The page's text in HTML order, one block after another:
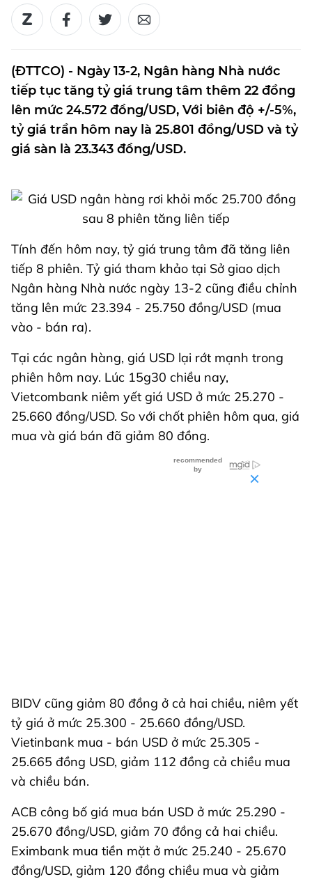
(ĐTTCO) - Ngày 13-2, Ngân hàng Nhà nước
tiếp tục tăng tỷ giá trung tâm thêm 22 đồng
lên mức 24.572 đồng/USD, Với biên độ +/-5%,
tỷ giá trần hôm nay là 25.801 đồng/USD và tỷ
giá sàn là 23.343 đồng/USD.
Tính đến hôm nay, tỷ giá trung tâm đã tăng liên
tiếp 8 phiên. Tỷ giá tham khảo tại Sở giao dịch
Ngân hàng Nhà nước ngày 13-2 cũng điều chỉnh
tăng lên mức 23.394 - 25.750 đồng/USD (mua
vào - bán ra).
Tại các ngân hàng, giá USD lại rớt mạnh trong
phiên hôm nay. Lúc 15g30 chiều nay,
Vietcombank niêm yết giá USD ở mức 25.270 -
25.660 đồng/USD. So với chốt phiên hôm qua, giá
mua và giá bán đã giảm 80 đồng.
BIDV cũng giảm 80 đồng ở cả hai chiều, niêm yết
tỷ giá ở mức 25.300 - 25.660 đồng/USD.
Vietinbank mua - bán USD ở mức 25.305 -
25.665 đồng USD, giảm 112 đồng cả chiều mua
và chiều bán.
ACB công bố giá mua bán USD ở mức 25.290 -
25.670 đồng/USD, giảm 70 đồng cả hai chiều.
Eximbank mua tiền mặt ở mức 25.240 - 25.670
đồng/USD, giảm 120 đồng chiều mua và giảm